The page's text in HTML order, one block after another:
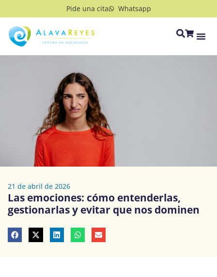
Pide una cita Whatsapp
21 de abril de 2026
Las emociones: cómo entenderlas,
gestionarlas y evitar que nos dominen